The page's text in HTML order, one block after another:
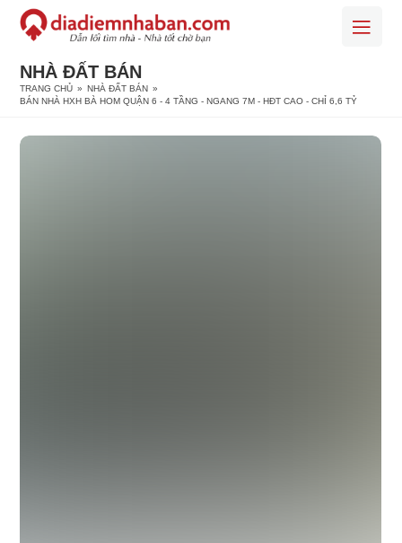
NHÀ ĐẤT BÁN
TRANG CHỦ » NHÀ ĐẤT BÁN »
BÁN NHÀ HXH BÀ HOM QUẬN 6 - 4 TẦNG - NGANG 7M - HĐT CAO - CHỈ 6,6 TỶ